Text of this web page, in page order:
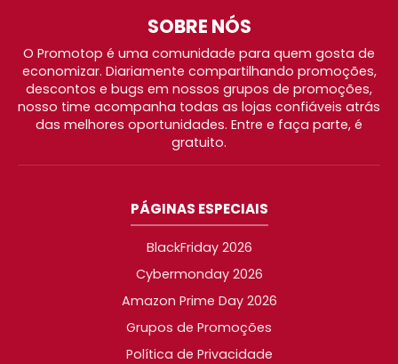
SOBRE NÓS
O Promotop é uma comunidade para quem gosta de
economizar. Diariamente compartilhando promoções,
descontos e bugs em nossos grupos de promoções,
nosso time acompanha todas as lojas confiáveis atrás
das melhores oportunidades. Entre e faça parte, é
gratuito.
PÁGINAS ESPECIAIS
BlackFriday 2026
Cybermonday 2026
Amazon Prime Day 2026
Grupos de Promoções
Política de Privacidade